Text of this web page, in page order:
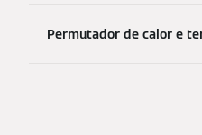
Permutador de calor e